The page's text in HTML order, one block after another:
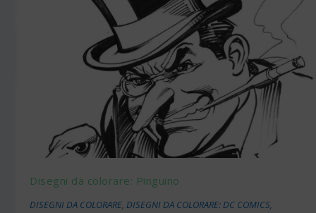
Disegni da colorare: Pinguino
DISEGNI DA COLORARE,DISEGNI DA COLORARE: DC COMICS,